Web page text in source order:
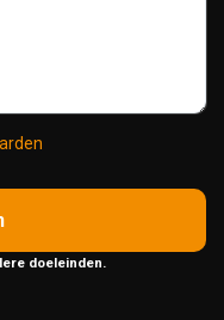
doeleinden.